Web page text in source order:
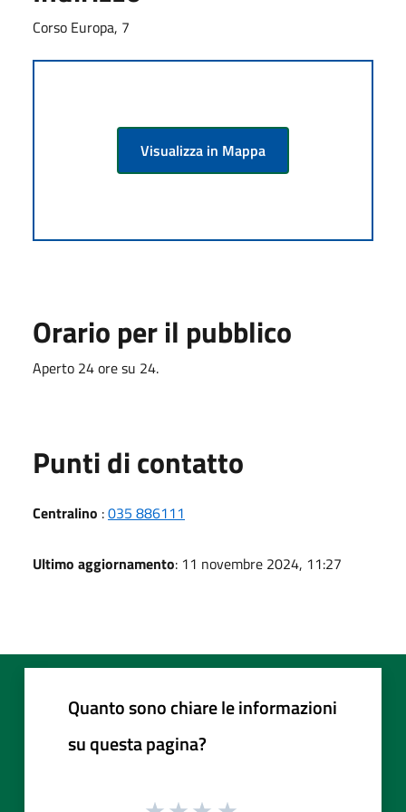
Corso Europa, 7
Visualizza in Mappa
Orario per il pubblico
Aperto 24 ore su 24.
Punti di contatto
Centralino :035 886111
Ultimo aggiornamento: 11 novembre 2024, 11:27
Quanto sono chiare le informazioni
su questa pagina?